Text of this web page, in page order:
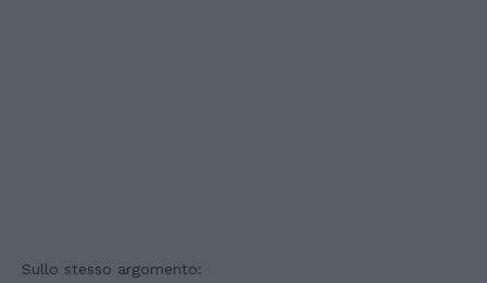
Sullo stesso argomento: